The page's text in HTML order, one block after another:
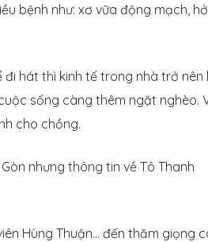
bệnh như: xơ vữa động mạch,
đi hát thì kinh tế trong nhà trở nên
sống càng thêm ngặt nghèo.
cho chồng.
nhưng thông tin về Tô Thanh
Hùng Thuận… đến thăm giọng